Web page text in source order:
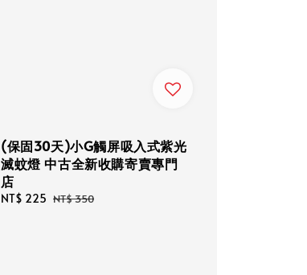
(保固30天)小G觸屏吸入式紫光
滅蚊燈 中古全新收購寄賣專門
店
Sale
NT$ 225 Regular
NT$ 350